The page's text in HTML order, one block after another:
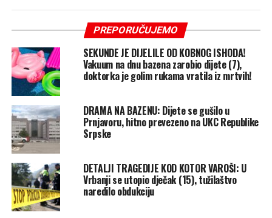
PREPORUČUJEMO
SEKUNDE JE DIJELILE OD KOBNOG ISHODA!
Vakuum na dnu bazena zarobio dijete (7),
doktorka je golim rukama vratila iz mrtvih!
DRAMA NA BAZENU: Dijete se gušilo u
Prnjavoru, hitno prevezeno na UKC Republike
Srpske
DETALJI TRAGEDIJE KOD KOTOR VAROŠI: U
Vrbanji se utopio dječak (15), tužilaštvo
naredilo obdukciju